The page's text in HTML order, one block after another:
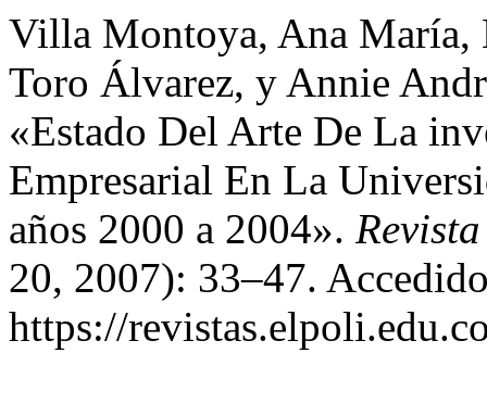
Villa Montoya, Ana
Toro Álvarez, y Annie
«Estado Del Arte De La
Empresarial En La
años 2000 a 2004».
20, 2007): 33–47.
https://